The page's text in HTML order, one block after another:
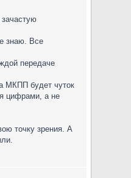
знаю. Все
передаче
МКПП будет чуток
цифрами, а не
точку зрения. А